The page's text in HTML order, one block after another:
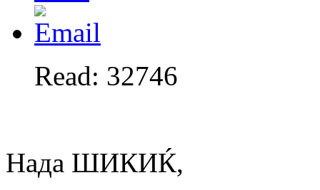
Read: 32746
Нада ШИКИЌ,